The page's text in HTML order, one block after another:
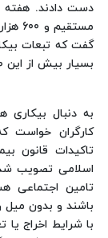
گفت که تبعات
بسیار بیش از این ۶۰۰ هزار نفر خواهد بود.
کارگران خواست
اسلامی تصویب
تامین اجتماعی
باشند و بدون میل
با شرایط اخراج یا